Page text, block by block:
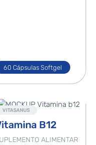
60 Cápsulas Softgel
Novo
VITASANUS
B12
ALIMENTAR